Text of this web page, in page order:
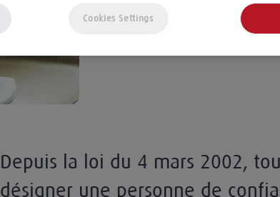
Depuis la loi du 4 mars 2002,
désigner une personne de
Cookies Settings